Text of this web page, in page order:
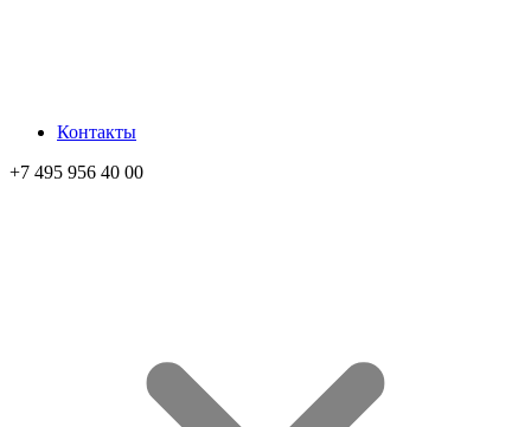
Контакты
+7 495 956 40 00